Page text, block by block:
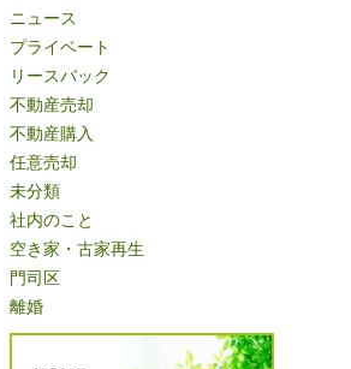
ニュース
プライベート
リースバック
不動産売却
不動産購入
任意売却
未分類
社内のこと
空き家・古家再生
門司区
離婚